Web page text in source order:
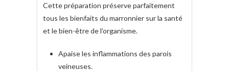
Cette préparation préserve parfaitement
tous les bienfaits du marronnier sur la santé
et le bien-être de l’organisme.
Apaise les inflammations des parois
veineuses.